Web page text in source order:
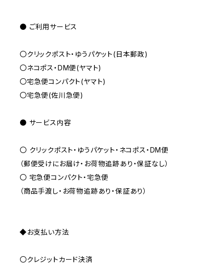
● ご利用サービス
〇クリックポスト・ゆうパケット(日本郵政)
〇ネコポス・DM便(ヤマト)
〇宅急便コンパクト(ヤマト)
〇宅急便(佐川急便)
● サービス内容
〇 クリックポスト・ゆうパケット・ネコポス・DM便
（郵便受けにお届け・お荷物追跡あり・保証なし）
〇 宅急便コンパクト・宅急便
（商品手渡し・お荷物追跡あり・保証あり）
◆お支払い方法
〇クレジットカード決済